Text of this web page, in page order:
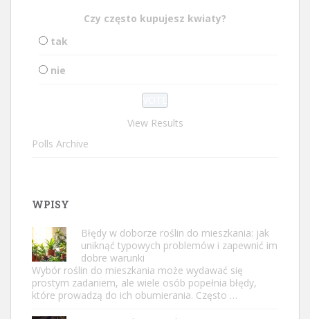
Czy często kupujesz kwiaty?
tak
nie
View Results
Polls Archive
WPISY
Błędy w doborze roślin do mieszkania: jak
uniknąć typowych problemów i zapewnić im
dobre warunki
Wybór roślin do mieszkania może wydawać się
prostym zadaniem, ale wiele osób popełnia błędy,
które prowadzą do ich obumierania. Często …